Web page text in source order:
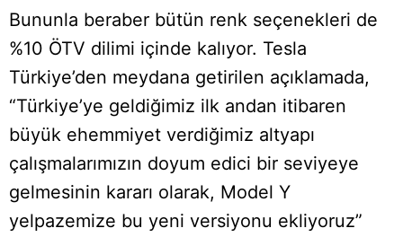
Bununla beraber bütün renk seçenekleri de
%10 ÖTV dilimi içinde kalıyor. Tesla
Türkiye’den meydana getirilen açıklamada,
“Türkiye’ye geldiğimiz ilk andan itibaren
büyük ehemmiyet verdiğimiz altyapı
çalışmalarımızın doyum edici bir seviyeye
gelmesinin kararı olarak, Model Y
yelpazemize bu yeni versiyonu ekliyoruz”